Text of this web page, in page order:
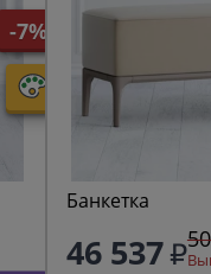
-7%
Банкетка
46 537